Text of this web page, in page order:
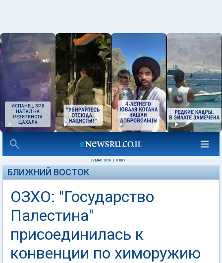
ИСПАНЕЦ ЗРЯ
НАПАЛ НА
РЕЗЕРВИСТА
ЦАХАЛА
23 МАЯ 2018 08:07
БЛИЖНИЙ ВОСТОК
ОЗХО: "Государство
Палестина"
присоединилась к
конвенции по химоружию